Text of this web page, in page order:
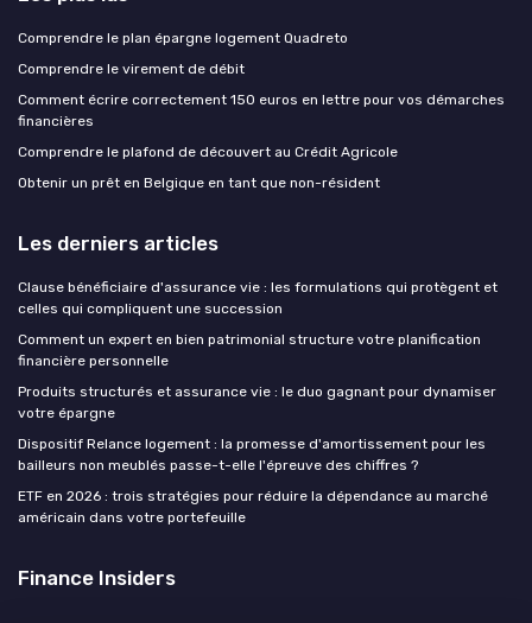
Comprendre le plan épargne logement Quadreto
Comprendre le virement de débit
Comment écrire correctement 150 euros en lettre pour vos démarches
financières
Comprendre le plafond de découvert au Crédit Agricole
Obtenir un prêt en Belgique en tant que non-résident
Les derniers articles
Clause bénéficiaire d'assurance vie : les formulations qui protègent et
celles qui compliquent une succession
Comment un expert en bien patrimonial structure votre planification
financière personnelle
Produits structurés et assurance vie : le duo gagnant pour dynamiser
votre épargne
Dispositif Relance logement : la promesse d'amortissement pour les
bailleurs non meublés passe-t-elle l'épreuve des chiffres ?
ETF en 2026 : trois stratégies pour réduire la dépendance au marché
américain dans votre portefeuille
Finance Insiders